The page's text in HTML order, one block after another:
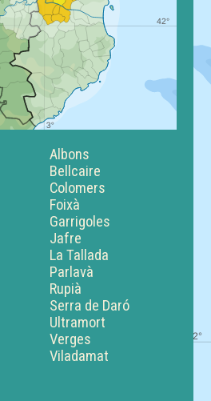
Albons
Bellcaire
Colomers
Foixà
Garrigoles
Jafre
La Tallada
Parlavà
Rupià
Serra de Daró
Ultramort
Verges
Viladamat